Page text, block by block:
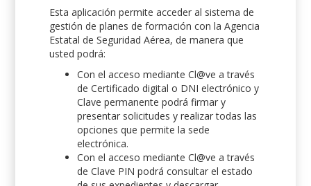
Esta aplicación permite acceder al sistema de
gestión de planes de formación con la Agencia
Estatal de Seguridad Aérea, de manera que
usted podrá:
Con el acceso mediante Cl@ve a través
de Certificado digital o DNI electrónico y
Clave permanente podrá firmar y
presentar solicitudes y realizar todas las
opciones que permite la sede
electrónica.
Con el acceso mediante Cl@ve a través
de Clave PIN podrá consultar el estado